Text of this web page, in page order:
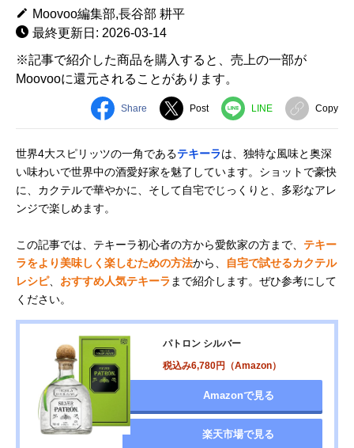
Moovoo編集部,長谷部 耕平
最終更新日: 2026-03-14
※記事で紹介した商品を購入すると、売上の一部が
Moovooに還元されることがあります。
Share Post LINE Copy
世界4大スピリッツの一角であるテキーラは、独特な風味と奥深
い味わいで世界中の酒愛好家を魅了しています。ショットで豪快
に、カクテルで華やかに、そして自宅でじっくりと、多彩なアレ
ンジで楽しめます。
この記事では、テキーラ初心者の方から愛飲家の方まで、 テキー
ラをより美味しく楽しむための方法から、
自宅で試せるカクテル
レシピ、 おすすめ人気テキーラ まで紹介します。ぜひ参考にして
ください。
パトロン シルバー
税込み6,780円（Amazon）
Amazonで見る
楽天市場で見る